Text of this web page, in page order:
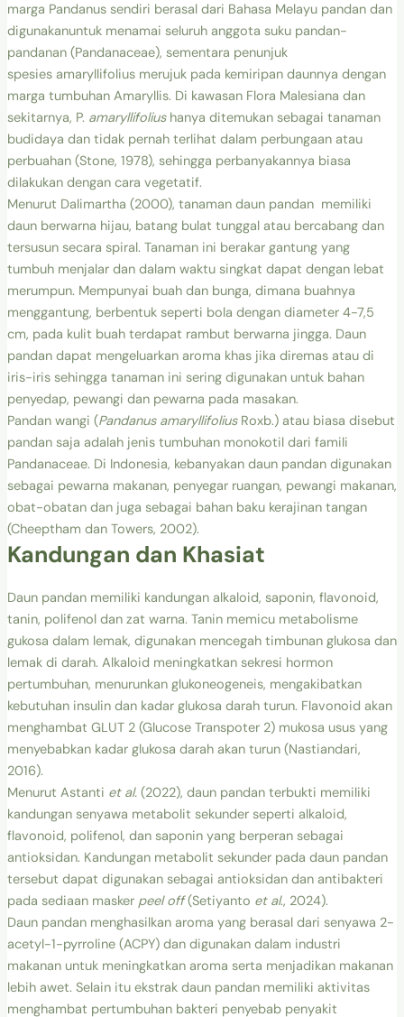
marga Pandanus sendiri berasal dari Bahasa Melayu pandan dan
digunakanuntuk menamai seluruh anggota suku pandan-
pandanan (Pandanaceae), sementara penunjuk
spesies amaryllifolius merujuk pada kemiripan daunnya dengan
marga tumbuhan Amaryllis. Di kawasan Flora Malesiana dan
sekitarnya, P. amaryllifoliushanya ditemukan sebagai tanaman
budidaya dan tidak pernah terlihat dalam perbungaan atau
perbuahan (Stone, 1978), sehingga perbanyakannya biasa
dilakukan dengan cara vegetatif.
Menurut Dalimartha (2000), tanaman daun pandan memiliki
daun berwarna hijau, batang bulat tunggal atau bercabang dan
tersusun secara spiral. Tanaman ini berakar gantung yang
tumbuh menjalar dan dalam waktu singkat dapat dengan lebat
merumpun. Mempunyai buah dan bunga, dimana buahnya
menggantung, berbentuk seperti bola dengan diameter 4-7,5
cm, pada kulit buah terdapat rambut berwarna jingga. Daun
pandan dapat mengeluarkan aroma khas jika diremas atau di
iris-iris sehingga tanaman ini sering digunakan untuk bahan
penyedap, pewangi dan pewarna pada masakan.
Pandan wangi (Pandanus amaryllifoliusRoxb.) atau biasa disebut
pandan saja adalah jenis tumbuhan monokotil dari famili
Pandanaceae. Di Indonesia, kebanyakan daun pandan digunakan
sebagai pewarna makanan, penyegar ruangan, pewangi makanan,
obat-obatan dan juga sebagai bahan baku kerajinan tangan
(Cheeptham dan Towers, 2002).
Kandungan dan Khasiat
Daun pandan memiliki kandungan alkaloid, saponin, flavonoid,
tanin, polifenol dan zat warna. Tanin memicu metabolisme
gukosa dalam lemak, digunakan mencegah timbunan glukosa dan
lemak di darah. Alkaloid meningkatkan sekresi hormon
pertumbuhan, menurunkan glukoneogeneis, mengakibatkan
kebutuhan insulin dan kadar glukosa darah turun. Flavonoid akan
menghambat GLUT 2 (Glucose Transpoter 2) mukosa usus yang
menyebabkan kadar glukosa darah akan turun (Nastiandari,
2016).
Menurut Astanti et al.(2022), daun pandan terbukti memiliki
kandungan senyawa metabolit sekunder seperti alkaloid,
flavonoid, polifenol, dan saponin yang berperan sebagai
antioksidan. Kandungan metabolit sekunder pada daun pandan
tersebut dapat digunakan sebagai antioksidan dan antibakteri
pada sediaan masker peel off(Setiyanto et al., 2024).
Daun pandan menghasilkan aroma yang berasal dari senyawa 2-
acetyl-1-pyrroline (ACPY) dan digunakan dalam industri
makanan untuk meningkatkan aroma serta menjadikan makanan
lebih awet. Selain itu ekstrak daun pandan memiliki aktivitas
menghambat pertumbuhan bakteri penyebab penyakit